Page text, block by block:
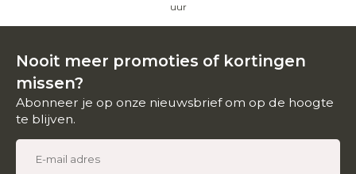
uur
Nooit meer promoties of kortingen
missen?
Abonneer je op onze nieuwsbrief om op de hoogte
te blijven.